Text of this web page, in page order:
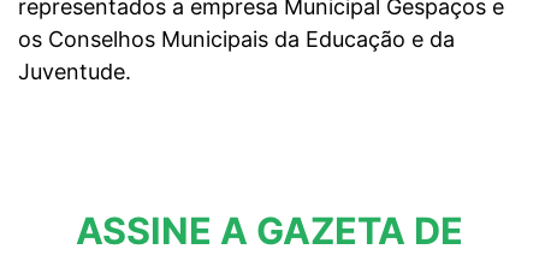
representados a empresa Municipal Gespaços e
os Conselhos Municipais da Educação e da
Juventude.
ASSINE A GAZETA DE